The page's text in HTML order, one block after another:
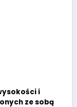
i
ze sobą